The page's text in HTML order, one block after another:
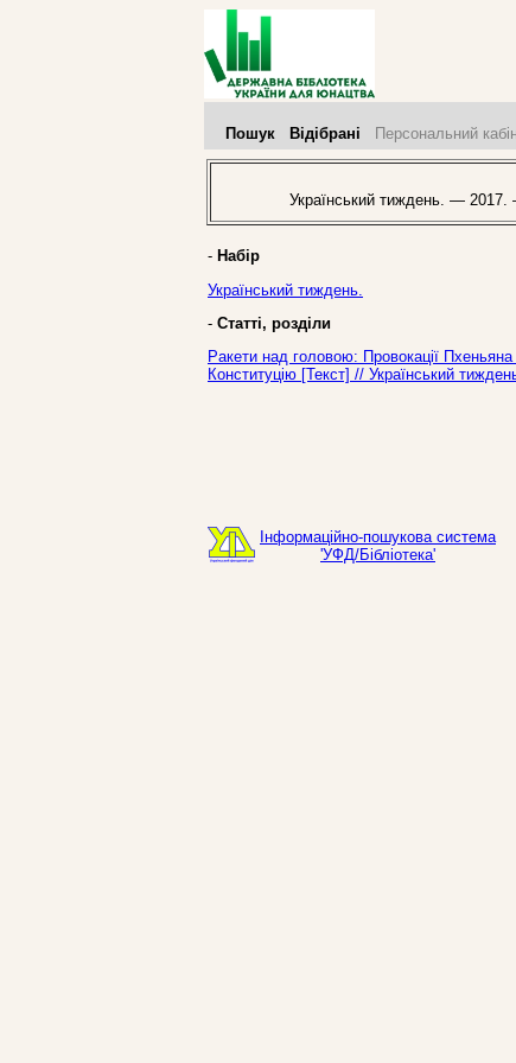
Пошук Відібрані Персональний
Український тиждень. —
- Набір
Український тиждень.
- Статті, розділи
Ракети над головою: Провокації
Конституцію [Текст] // Український
Інформаційно-пошукова система
'УФД/Бібліотека'